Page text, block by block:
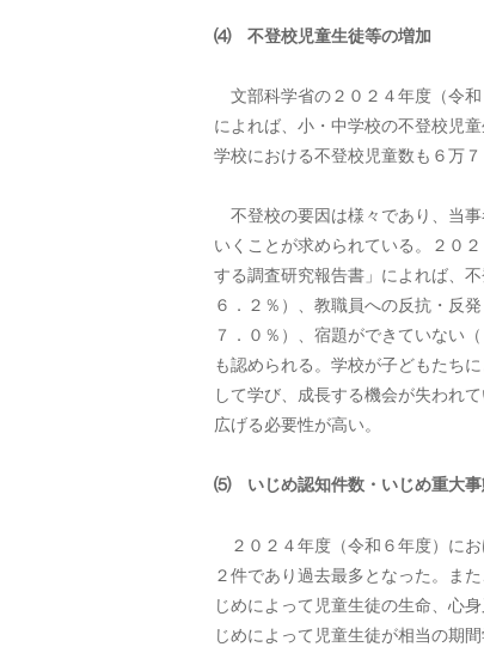
⑷ 不登校児童生徒等の増加
文部科学省の２０２４年度（令和
によれば、小・中学校の不登校児
学校における不登校児童数も６万
不登校の要因は様々であり、当
いくことが求められている。２０
する調査研究報告書」によれば、
６．２％）、教職員への反抗・反
７．０％）、宿題ができていない
も認められる。学校が子どもたち
して学び、成長する機会が失われ
広げる必要性が高い。
⑸ いじめ認知件数・いじめ重大事
２０２４年度（令和６年度）にお
２件であり過去最多となった。ま
じめによって児童生徒の生命、心
じめによって児童生徒が相当の期